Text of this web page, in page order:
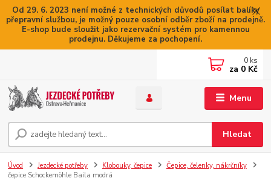
Od 29. 6. 2023 není možné z technických důvodů posílat balíky
přepravní službou, je možný pouze osobní odběr zboží na prodejně.
E-shop bude sloužit jako rezervační systém pro kamennou
prodejnu. Děkujeme za pochopení.
Menu
Hledat
0 ks
za 0 Kč
Úvod Jezdecké potřeby Klobouky, čepice
Čepice, čelenky, nákrčníky
čepice Schockemöhle Baila modrá